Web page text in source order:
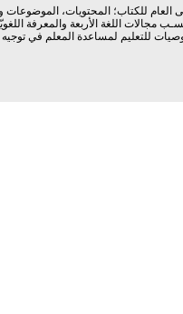
اﻟﻌﺎم للكتاب؛ المحتويات،
مجالات اﻟﻠﻐﺔ الأربعة والمعرفة
ﻟﻠﺘﻌﻠﻴﻢ لمساعدة المعلم في